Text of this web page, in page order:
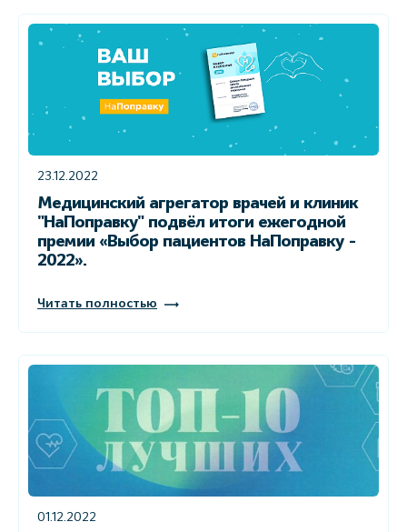
23.12.2022
Медицинский агрегатор врачей и клиник
"НаПоправку" подвёл итоги ежегодной
премии «Выбор пациентов НаПоправку -
2022».
Читать полностью
01.12.2022